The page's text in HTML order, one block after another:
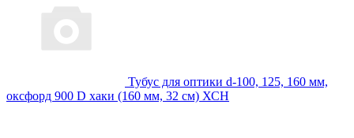
Тубус для оптики d-100, 125, 160 мм,
оксфорд 900 D хаки (160 мм, 32 см) ХСН